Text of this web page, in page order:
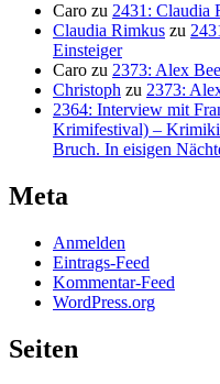
Caro zu 2431: Claudia
Claudia Rimkus zu
Einsteiger
Caro zu 2373: Alex
Christoph zu 2373:
2364: Interview mit
Krimifestival) –
Bruch. In eisigen
Meta
Anmelden
Eintrags-Feed
Kommentar-Feed
WordPress.org
Seiten